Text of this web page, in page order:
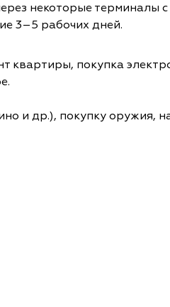
некоторые терминалы с
3–5 рабочих дней.
квартиры, покупка
и др.), покупку оружия,